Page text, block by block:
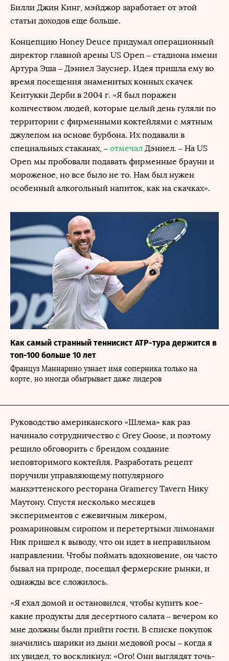
Билли Джин Кинг, мэйджор заработает от этой
статьи доходов еще больше.
Концепцию Honey Deuce придумал операционный
директор главной арены US Open – стадиона имени
Артура Эша – Дэниел Зауснер. Идея пришла ему во
время посещения знаменитых конных скачек
Кентукки Дерби в 2004 г. «Я был поражен
количеством людей, которые целый день гуляли по
территории с фирменными коктейлями с мятным
джулепом на основе бурбона. Их подавали в
специальных стаканах, – отмечал Дэниел. – На US
Open мы пробовали подавать фирменные брауни и
мороженое, но все было не то. Нам был нужен
особенный алкогольный напиток, как на скачках».
Как самый странный теннисист АТР-тура держится в
топ-100 больше 10 лет
Француз Маннарино узнает имя соперника только на
корте, но иногда обыгрывает даже лидеров
Руководство американского «Шлема» как раз
начинало сотрудничество с Grey Goose, и поэтому
решило обговорить с брендом создание
неповторимого коктейля. Разработать рецепт
поручили управляющему популярного
манхэттенского ресторана Gramercy Tavern Нику
Маутону. Спустя несколько месяцев
экспериментов с ежевичным ликером,
розмариновым сиропом и перетертыми лимонами
Ник пришел к выводу, что он идет в неправильном
направлении. Чтобы поймать вдохновение, он часто
бывал на природе, посещал фермерские рынки, и
однажды все сложилось.
«Я ехал домой и остановился, чтобы купить кое-
какие продукты для десертного салата – вечером ко
мне должны были прийти гости. В списке покупок
значились шарики из дыни медовой росы – когда я
их увидел, то воскликнул: «Ого! Они выглядят точь-